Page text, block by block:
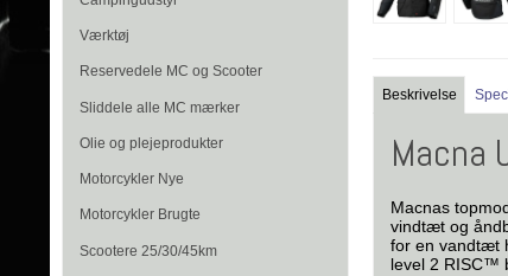
Værktøj
Reservedele MC og Scooter
Sliddele alle MC mærker
Olie og plejeprodukter
Motorcykler Nye
Motorcykler Brugte
Scootere 25/30/45km
Beskrivelse
Macna
Macnas
vindtæt og
for en vandtæt
level 2 RISC™